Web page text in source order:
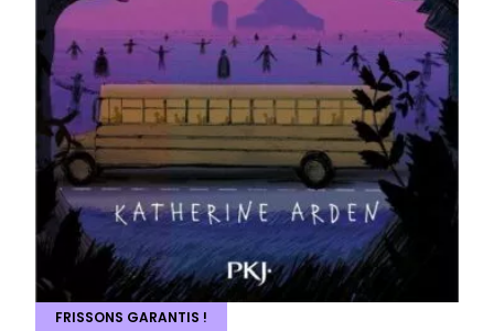
FRISSONS GARANTIS !